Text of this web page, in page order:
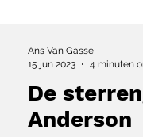
De
Anderson
Ans Van Gasse
15 jun 2023
4 minuten